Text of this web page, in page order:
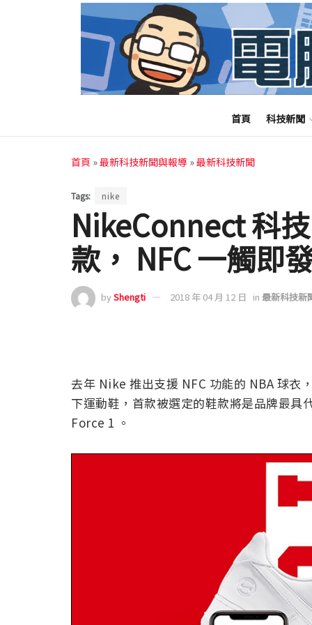
首頁 科技新聞
首頁 »最新科技新聞與報導 »最新科技新聞
Tags: nike
NikeConnect 科
款， NFC 一觸即
byShengti 2018 年 04 月 12 日 in 最新科技新
去年 Nike 推出支援 NFC 功能的 NBA 球
下運動鞋，首款被選定的鞋款將是品牌最
Force 1 。